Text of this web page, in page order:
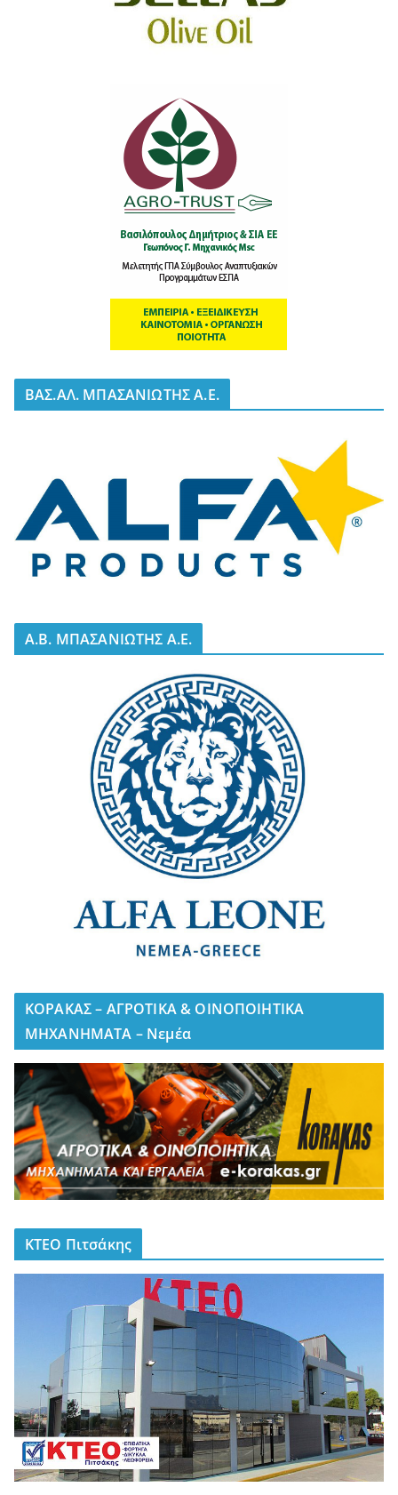
BΑΣ.ΑΛ. ΜΠΑΣΑΝΙΩΤΗΣ Α.Ε.
A.B. ΜΠΑΣΑΝΙΩΤΗΣ Α.Ε.
ΚΟΡΑΚΑΣ – ΑΓΡΟΤΙΚΑ & ΟΙΝΟΠΟΙΗΤΙΚΑ
ΜΗΧΑΝΗΜΑΤΑ – Νεμέα
ΚΤΕΟ Πιτσάκης